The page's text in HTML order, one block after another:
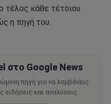
τέλος κάθε τέτοιου
η πηγή του.
στο Google News
πηγή για να λαμβάνεις
και αναλύσεις.